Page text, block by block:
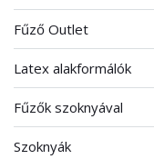
Fűző Outlet
Latex alakformálók
Fűzők szoknyával
Szoknyák